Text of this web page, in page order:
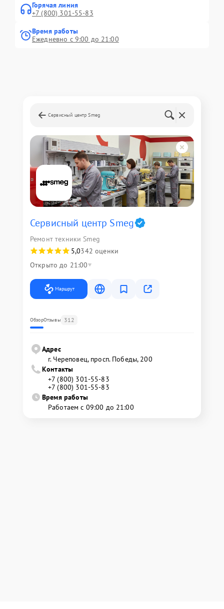
Горячая линия
+7 (800) 301-55-83
Время работы
Ежедневно с 9:00 до 21:00
Сервисный центр Smeg
Сервисный центр Smeg
Ремонт техники Smeg
5,0342 оценки
Открыто до 21:00
Маршрут
ОбзорОтзывы 312
Адрес
г. Череповец, просп. Победы, 200
Контакты
+7 (800) 301-55-83
+7 (800) 301-55-83
Время работы
Работаем с 09:00 до 21:00